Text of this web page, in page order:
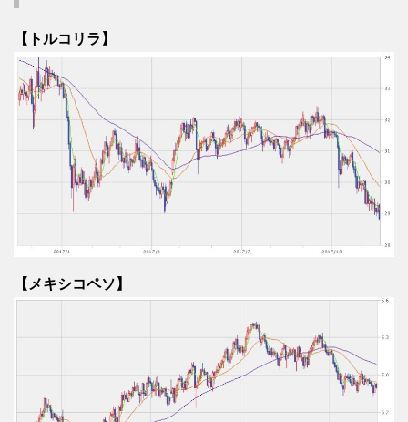
【トルコリラ】
【メキシコペソ】